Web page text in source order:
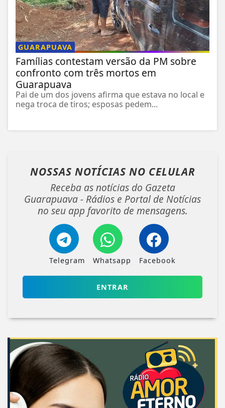
GUARAPUAVA
Famílias contestam versão da PM sobre
confronto com três mortos em
Guarapuava
Pai de um dos jovens afirma que estava no local e
nega troca de tiros; esposas pedem...
NOSSAS NOTÍCIAS NO CELULAR
Receba as notícias do Gazeta
Guarapuava - Rádios e Portal de Notícias
no seu app favorito de mensagens.
Telegram Whatsapp Facebook
ENTRAR